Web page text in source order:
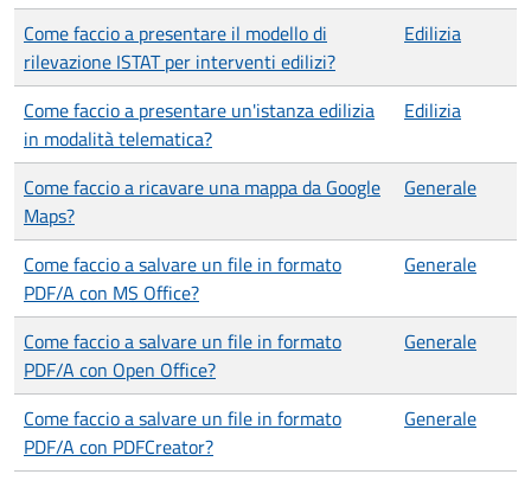
Come faccio a presentare il modello di
rilevazione ISTAT per interventi edilizi?
Edilizia
Come faccio a presentare un'istanza edilizia
in modalità telematica?
Edilizia
Come faccio a ricavare una mappa da Google
Maps?
Generale
Come faccio a salvare un file in formato
PDF/A con MS Office?
Generale
Come faccio a salvare un file in formato
PDF/A con Open Office?
Generale
Come faccio a salvare un file in formato
PDF/A con PDFCreator?
Generale